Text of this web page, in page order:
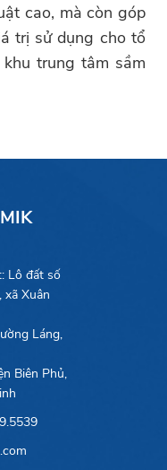
cao, mà còn góp
trị sử dụng cho tổ
trung tâm sầm
Lô đất số
xã Xuân
Láng,
Biên Phủ,